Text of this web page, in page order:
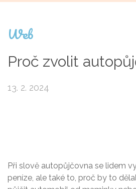
Web
Proč zvolit
13. 2. 2024
Při slově autopůjčovna se lidem
peníze, ale také to, proč by to